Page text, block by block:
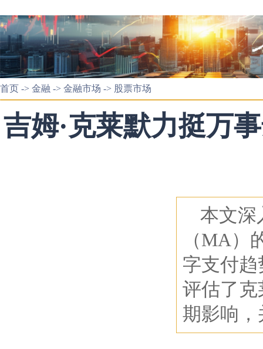
首页 -> 金融 -> 金融市场 -> 股票市场
吉姆·克莱默力挺万
本文深
（MA）
字支付
评估了
期影响